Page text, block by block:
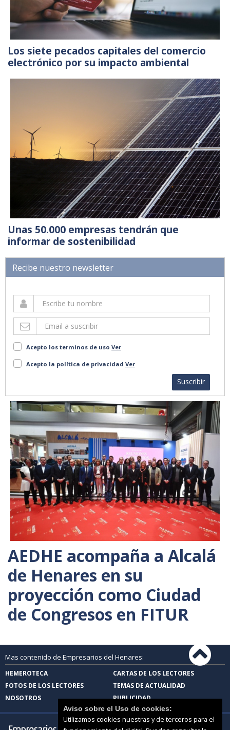
Los siete pecados capitales del comercio
electrónico por su impacto ambiental
Unas 50.000 empresas tendrán que
informar de sostenibilidad
Recibe nuestro newsletter
Acepto los terminos de uso Ver
Acepto la política de privacidad Ver
Suscribir
AEDHE acompaña a Alcalá
de Henares en su
proyección como Ciudad
de Congresos en FITUR
Mas contenido de Empresarios del Henares:
HEMEROTECA
CARTAS DE LOS LECTORES
FOTOS DE LOS LECTORES
TEMAS DE ACTUALIDAD
NOSOTROS
PUBLICIDAD
Aviso sobre el Uso de cookies:
Utilizamos cookies nuestras y de terceros para el